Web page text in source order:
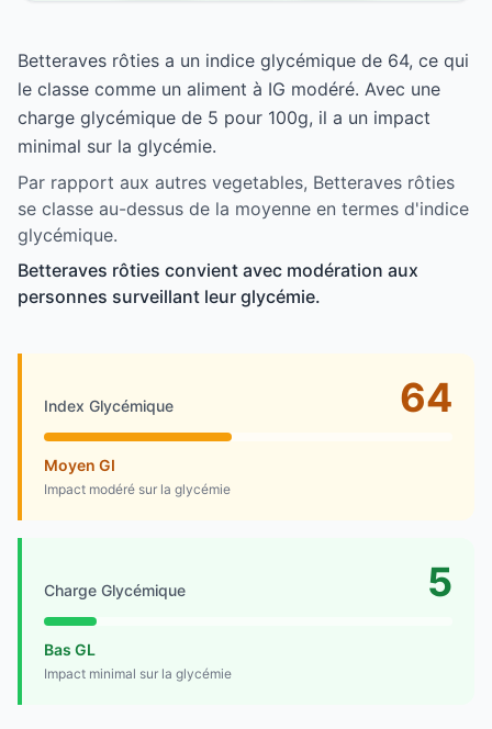
Betteraves rôties a un indice glycémique de 64, ce qui
le classe comme un aliment à IG modéré. Avec une
charge glycémique de 5 pour 100g, il a un impact
minimal sur la glycémie.
Par rapport aux autres vegetables, Betteraves rôties
se classe au-dessus de la moyenne en termes d'indice
glycémique.
Betteraves rôties convient avec modération aux
personnes surveillant leur glycémie.
Index Glycémique 64
Moyen GI
Impact modéré sur la glycémie
Charge Glycémique 5
Bas GL
Impact minimal sur la glycémie